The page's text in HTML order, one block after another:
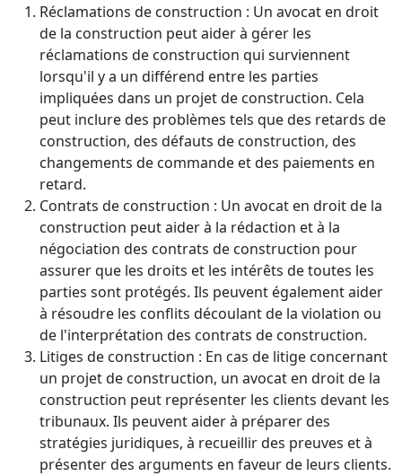
Réclamations de construction : Un avocat en droit
de la construction peut aider à gérer les
réclamations de construction qui surviennent
lorsqu'il y a un différend entre les parties
impliquées dans un projet de construction. Cela
peut inclure des problèmes tels que des retards de
construction, des défauts de construction, des
changements de commande et des paiements en
retard.
Contrats de construction : Un avocat en droit de la
construction peut aider à la rédaction et à la
négociation des contrats de construction pour
assurer que les droits et les intérêts de toutes les
parties sont protégés. Ils peuvent également aider
à résoudre les conflits découlant de la violation ou
de l'interprétation des contrats de construction.
Litiges de construction : En cas de litige concernant
un projet de construction, un avocat en droit de la
construction peut représenter les clients devant les
tribunaux. Ils peuvent aider à préparer des
stratégies juridiques, à recueillir des preuves et à
présenter des arguments en faveur de leurs clients.